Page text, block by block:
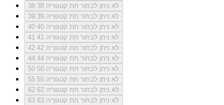
38
לא ניתן לבחור תת קטגוריה 38
39
לא ניתן לבחור תת קטגוריה 39
40
לא ניתן לבחור תת קטגוריה 40
41
לא ניתן לבחור תת קטגוריה 41
42
לא ניתן לבחור תת קטגוריה 42
44
לא ניתן לבחור תת קטגוריה 44
50
לא ניתן לבחור תת קטגוריה 50
55
לא ניתן לבחור תת קטגוריה 55
62
לא ניתן לבחור תת קטגוריה 62
63
לא ניתן לבחור תת קטגוריה 63